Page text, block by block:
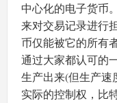
中心化的电子货币
来对交易记录进行
币仅能被它的所有
通过大家都认可的
生产出来(但生产速
实际的控制权，比